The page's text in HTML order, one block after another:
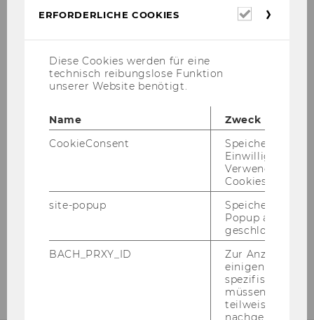
Einstieg/Aufnahmeverfahren
Doktorat
ERFORDERLICHE COOKIES
Diese Cookies werden für eine
technisch reibungslose Funktion
unserer Website benötigt.
Name
Zweck
CookieConsent
Speichert Ihre
Einwilligung zur
Verwendung von
Cookies.
site-popup
Speichert ob ein
Popup
geschlossen
BACH_PRXY_ID
Zur Anzeige von
einigen WU-
spezifischen
müssen
teilweise von
nachgelagerten